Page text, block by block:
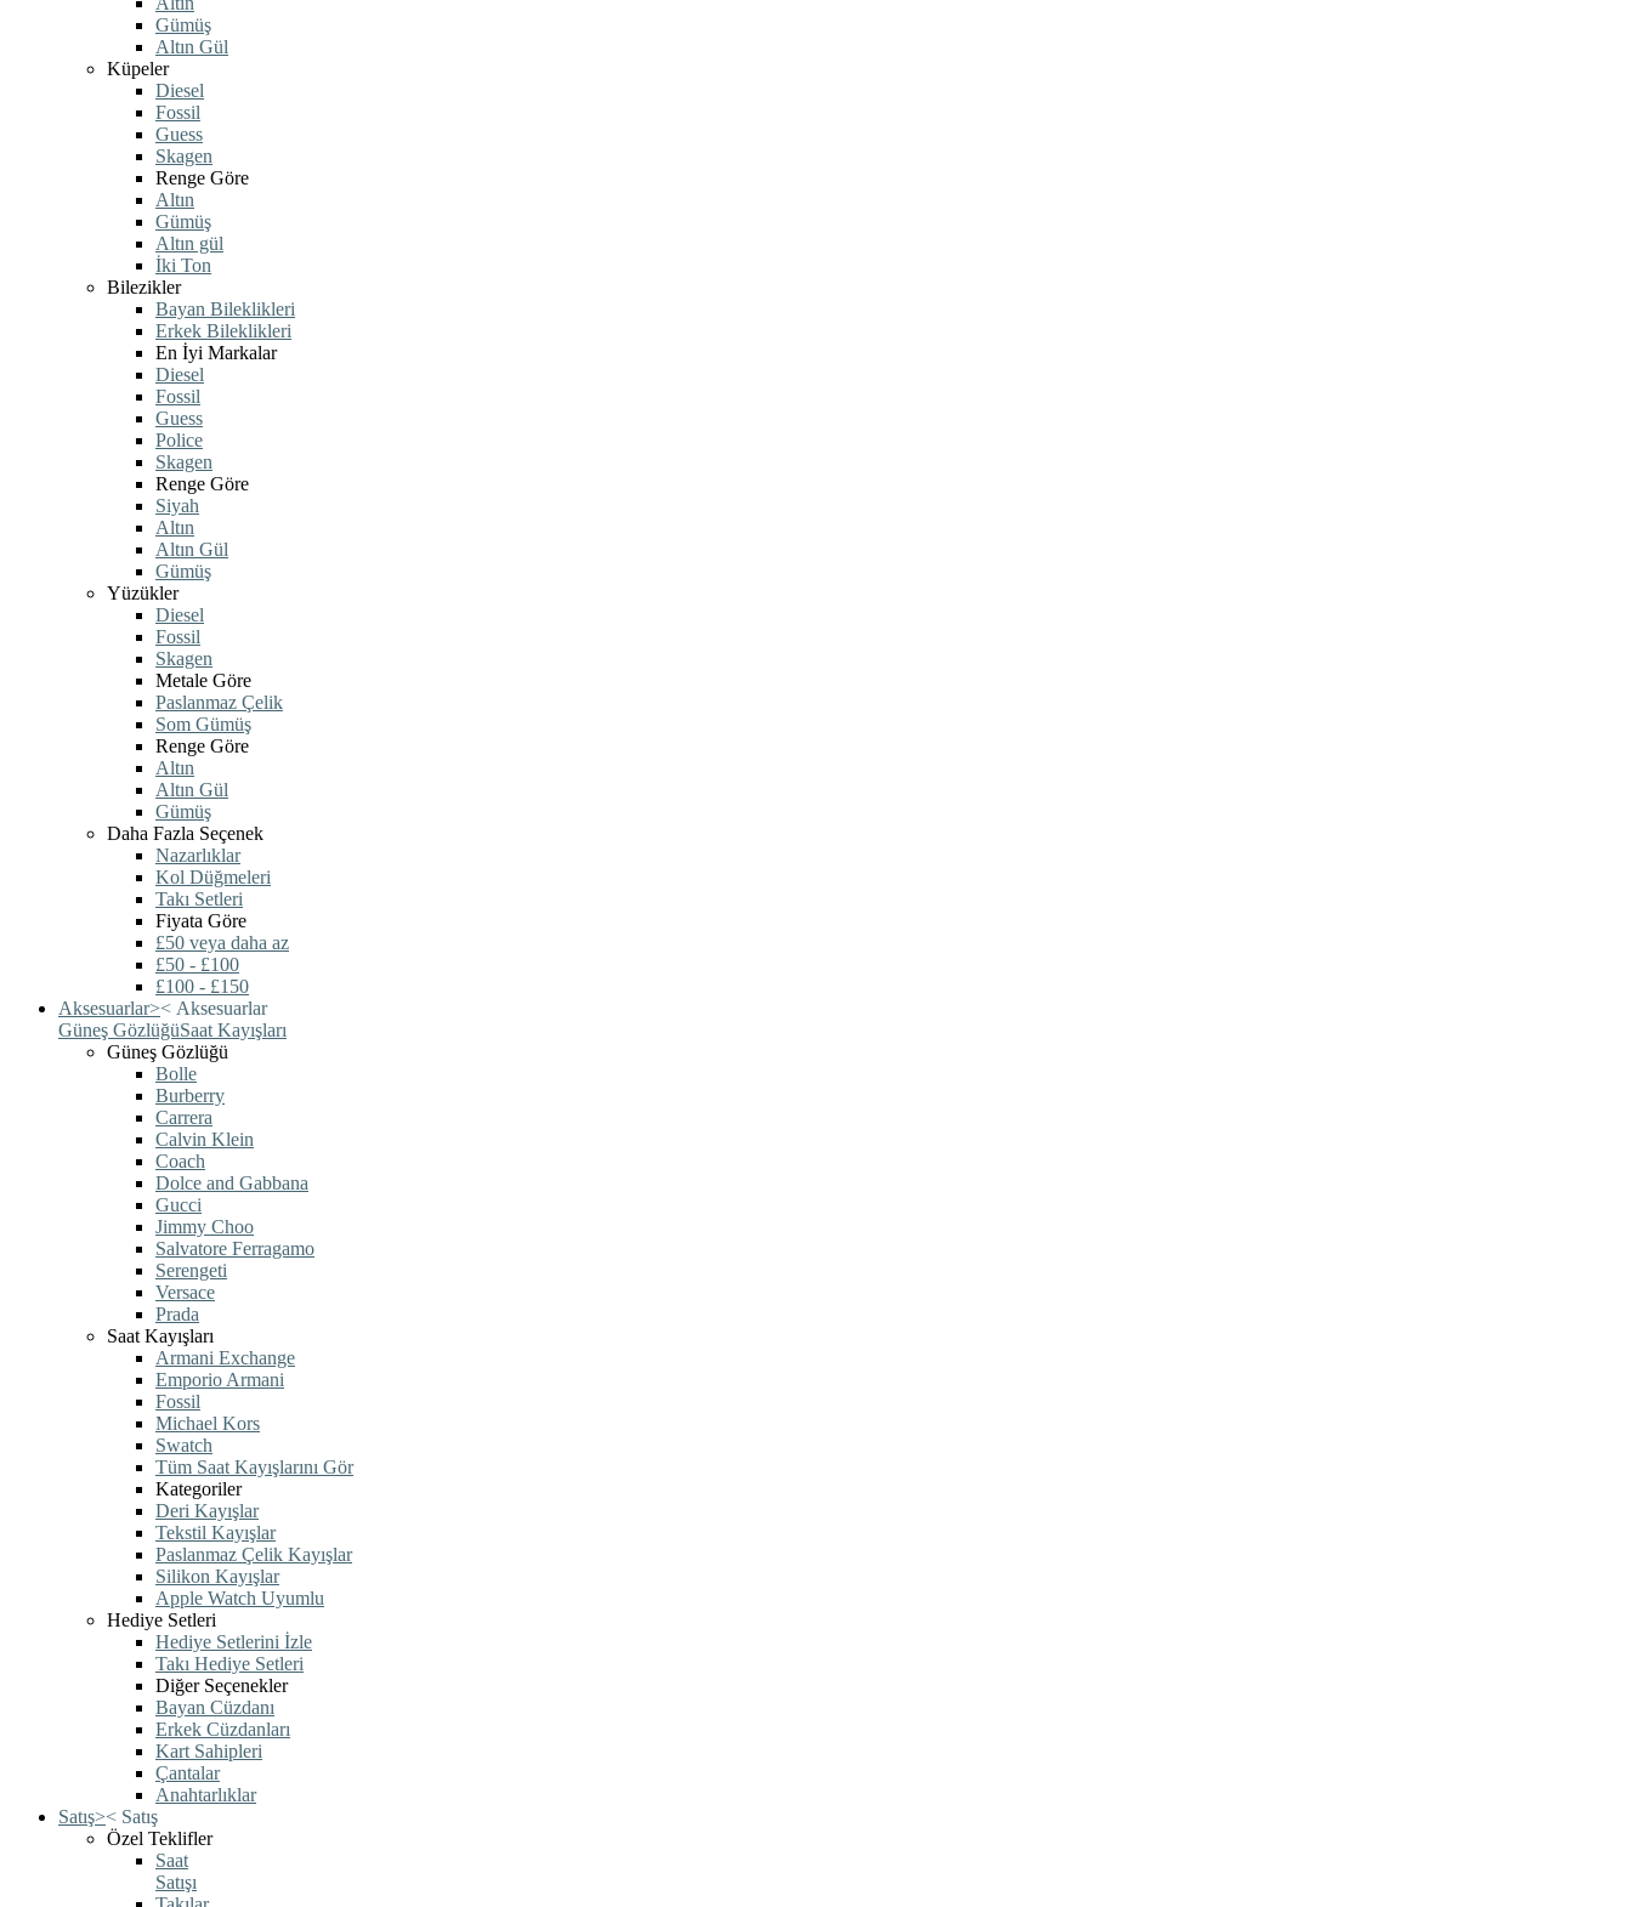
Gümüş
Altın Gül
Küpeler
Diesel
Fossil
Guess
Skagen
Renge Göre
Altın
Gümüş
Altın gül
İki Ton
Bilezikler
Bayan Bileklikleri
Erkek Bileklikleri
En İyi Markalar
Diesel
Fossil
Guess
Police
Skagen
Renge Göre
Siyah
Altın
Altın Gül
Gümüş
Yüzükler
Diesel
Fossil
Skagen
Metale Göre
Paslanmaz Çelik
Som Gümüş
Renge Göre
Altın
Altın Gül
Gümüş
Daha Fazla Seçenek
Nazarlıklar
Kol Düğmeleri
Takı Setleri
Fiyata Göre
£50 veya daha az
£50 - £100
£100 - £150
Aksesuarlar>< Aksesuarlar
Güneş GözlüğüSaat Kayışları
Güneş Gözlüğü
Bolle
Burberry
Carrera
Calvin Klein
Coach
Dolce and Gabbana
Gucci
Jimmy Choo
Salvatore Ferragamo
Serengeti
Versace
Prada
Saat Kayışları
Armani Exchange
Emporio Armani
Fossil
Michael Kors
Swatch
Tüm Saat Kayışlarını Gör
Kategoriler
Deri Kayışlar
Tekstil Kayışlar
Paslanmaz Çelik Kayışlar
Silikon Kayışlar
Apple Watch Uyumlu
Hediye Setleri
Hediye Setlerini İzle
Takı Hediye Setleri
Diğer Seçenekler
Bayan Cüzdanı
Erkek Cüzdanları
Kart Sahipleri
Çantalar
Anahtarlıklar
Satış>< Satış
Özel Teklifler
Saat
Satışı